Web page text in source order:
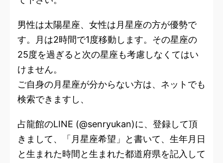
男性は太陽星座、女性は月星座の方が優勢で
す。月は2時間で1度移動します。その星座の
25度を過ぎると次の星座も考慮しなくてはい
けません。
ご自身の月星座が分からない方は、ネットでも
検索できますし、
占龍館のLINE (@senryukan)に、登録して頂
きまして、「月星座希望」と書いて、生年月日
と生まれた時間と生まれた都道府県を記入して